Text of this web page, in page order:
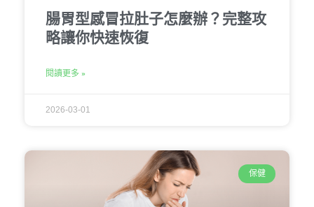
腸胃型感冒拉肚子怎麼辦？完整攻
略讓你快速恢復
閱讀更多 »
2026-03-01
保健